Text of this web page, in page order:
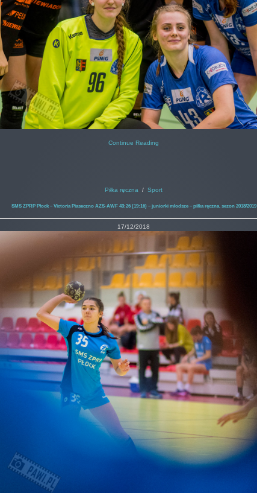
Continue Reading
Piłka ręczna / Sport
SMS ZPRP Płock – Victoria Piaseczno AZS-AWF 43:26 (19:16) – juniorki młodsze – piłka ręczna, sezon 2018/2019
17/12/2018